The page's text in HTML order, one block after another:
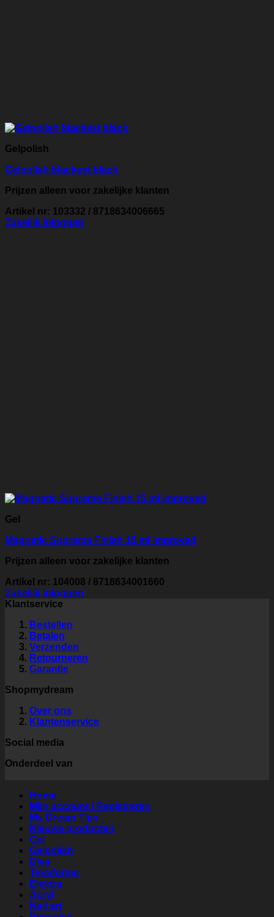
Gelpolish
Gelpolish blackest black
Prijzen alleen voor zakelijke klanten
Artikel nr: 103332 / 8718634006665
Zakelijk inloggen
Gel
Magnetic Supreme Finish 15 ml improved
Prijzen alleen voor zakelijke klanten
Artikel nr: 104008 / 8718634001660
Zakelijk inloggen
Klantservice
Bestellen
Betalen
Verzenden
Retourneren
Garantie
Shopmydream
Over ons
Klantenservice
Social media
Onderdeel van
Home
Mijn account / Registreren
My Dream Tips
Nieuwe producten
Gel
Gelpolish
Diva
Tips/forms
Elektra
Acryl
Nail art